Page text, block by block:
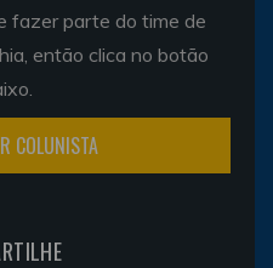
fazer parte do time de
então clica no botão
COLUNISTA